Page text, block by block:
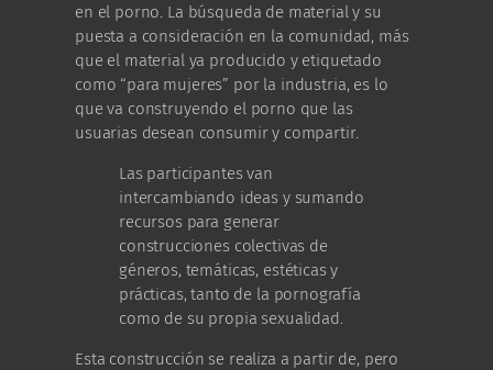
en el porno. La búsqueda de material y su
puesta a consideración en la comunidad, más
que el material ya producido y etiquetado
como “para mujeres” por la industria, es lo
que va construyendo el porno que las
usuarias desean consumir y compartir.
Las participantes van
intercambiando ideas y sumando
recursos para generar
construcciones colectivas de
géneros, temáticas, estéticas y
prácticas, tanto de la pornografía
como de su propia sexualidad.
Esta construcción se realiza a partir de, pero